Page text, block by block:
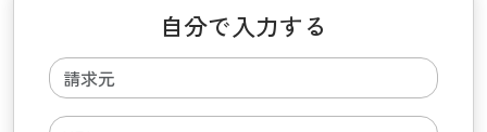
自分で入力する